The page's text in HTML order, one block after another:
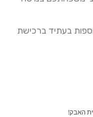
בעתיד ברכישת
האבק!